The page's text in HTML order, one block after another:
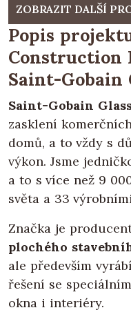
ZOBRAZIT DALŠÍ
Popis
Construction
Saint-Gobain
Saint-Gobain
zasklení
domů, a to vždy s
výkon. Jsme
a to s více než 9
světa a 33
Značka je
plochého
ale především
řešení se
okna i interiéry.